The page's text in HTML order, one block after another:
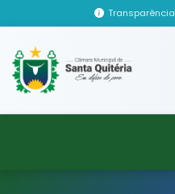
Transparência